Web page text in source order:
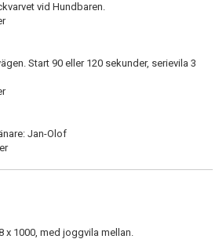
vid Hundbaren.
Start 90 eller 120 sekunder, serievila 3
Jan-Olof
x 1000, med joggvila mellan.